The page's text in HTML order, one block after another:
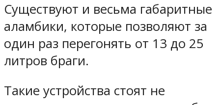
Существуют и весьма габаритные
аламбики, которые позволяют за
один раз перегонять от 13 до 25
литров браги.
Такие устройства стоят не